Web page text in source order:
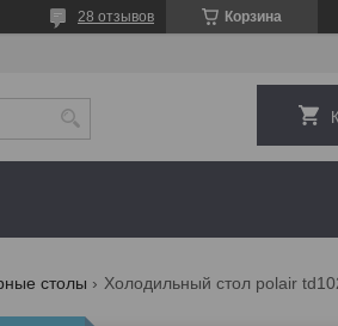
Корзина
28 отзывов
столы Холодильный стол polair